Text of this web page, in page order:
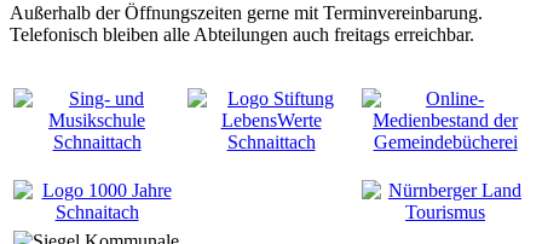
Außerhalb der Öffnungszeiten gerne mit Terminvereinbarung.
Telefonisch bleiben alle Abteilungen auch freitags erreichbar.